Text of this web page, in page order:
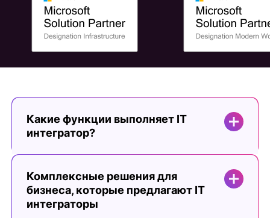
Какие функции выполняет IT
интегратор?
Комплексные решения для
бизнеса, которые предлагают IT
интеграторы